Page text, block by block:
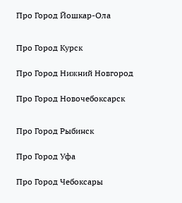
Про Город Йошкар-Ола
Про Город Курск
Про Город Нижний Новгород
Про Город Новочебоксарск
Про Город Рыбинск
Про Город Уфа
Про Город Чебоксары